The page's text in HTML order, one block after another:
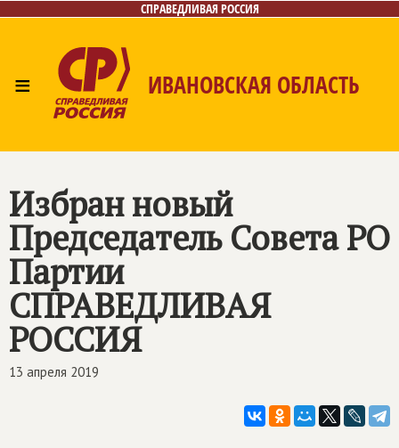
СПРАВЕДЛИВАЯ РОССИЯ
≡ ИВАНОВСКАЯ ОБЛАСТЬ
Контакты
Избран новый
Председатель Совета РО
Партии
СПРАВЕДЛИВАЯ
РОССИЯ
13 апреля 2019